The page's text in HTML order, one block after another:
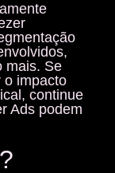
mais. Se
o impacto
continue
Ads podem